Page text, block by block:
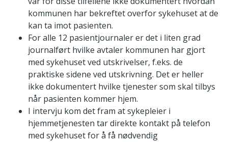
kommunen har bekreftet overfor sykehuset at de
kan ta imot pasienten.
For alle 12 pasientjournaler er det i liten grad
journalført hvilke avtaler kommunen har gjort
med sykehuset ved utskrivelser, f.eks. de
praktiske sidene ved utskrivning. Det er heller
ikke dokumentert hvilke tjenester som skal tilbys
når pasienten kommer hjem.
I intervju kom det fram at sykepleier i
hjemmetjenesten tar direkte kontakt på telefon
med sykehuset for å få nødvendig